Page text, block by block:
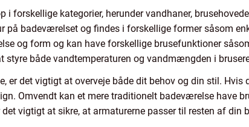
forskellige kategorier, herunder vandhaner,
på badeværelset og findes i forskellige former såsom
og form og kan have forskellige brusefunktioner
styre både vandtemperaturen og vandmængden i
det vigtigt at overveje både dit behov og din stil. Hvis
Omvendt kan et mere traditionelt badeværelse have
vigtigt at sikre, at armaturerne passer til resten af din